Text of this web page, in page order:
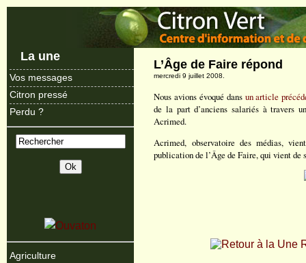
La une
Vos messages
Citron pressé
Perdu ?
Agriculture
L’Âge de Faire répond
mercredi 9 juillet 2008.
Nous avions évoqué dans un article
de la part d’anciens salariés à travers
Acrimed.
Acrimed, observatoire des médias,
publication de l’Âge de Faire, qui vient